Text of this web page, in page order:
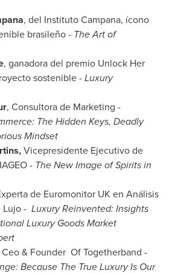
, del Instituto Campana, ícono
brasileño - The Art of
, ganadora del premio Unlock Her
sostenible -Luxury
, Consultora de Marketing -
The Hidden Keys, Deadly
Mindset
Vicepresidente Ejecutivo de
- The New Image of Spirits in
de Euromonitor UK en Análisis
Lujo- Luxury Reinvented: Insights
Luxury Goods Market
Ceo & Founder Of Togetherband -
Because The True Luxury Is Our